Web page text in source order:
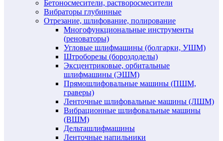
Бетоносмесители, растворосмесители
Вибраторы глубинные
Отрезание, шлифование, полирование
Многофункциональные инструменты
(реноваторы)
Угловые шлифмашины (болгарки, УШМ)
Штроборезы (бороздоделы)
Эксцентриковые, орбитальные
шлифмашины (ЭШМ)
Прямошлифовальные машины (ПШМ,
граверы)
Ленточные шлифовальные машины (ЛШМ)
Вибрационные шлифовальные машины
(ВШМ)
Дельташлифмашины
Ленточные напильники